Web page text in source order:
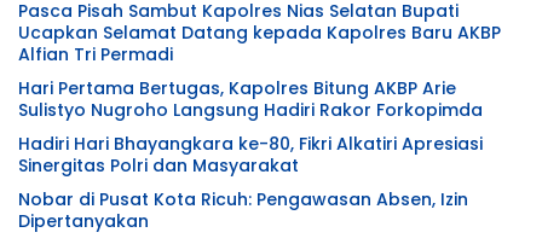
Pasca Pisah Sambut Kapolres Nias Selatan Bupati
Ucapkan Selamat Datang kepada Kapolres Baru AKBP
Alfian Tri Permadi
Hari Pertama Bertugas, Kapolres Bitung AKBP Arie
Sulistyo Nugroho Langsung Hadiri Rakor Forkopimda
Hadiri Hari Bhayangkara ke-80, Fikri Alkatiri Apresiasi
Sinergitas Polri dan Masyarakat
Nobar di Pusat Kota Ricuh: Pengawasan Absen, Izin
Dipertanyakan